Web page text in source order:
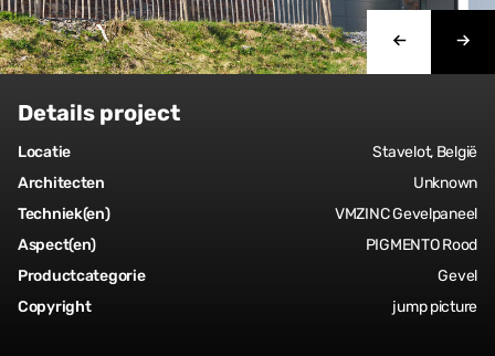
Details project
Locatie
Stavelot, België
Architecten
Unknown
Techniek(en)
VMZINC Gevelpaneel
Aspect(en)
PIGMENTO Rood
Productcategorie
Gevel
Copyright
jump picture